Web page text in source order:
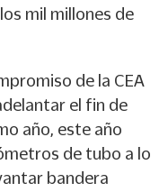
mil millones de
de la CEA
el fin de
año, este año
de tubo a lo
bandera